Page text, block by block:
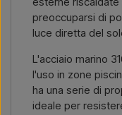
preoccuparsi di
luce diretta del
L'acciaio marino
l'uso in zone
ha una serie di
ideale per